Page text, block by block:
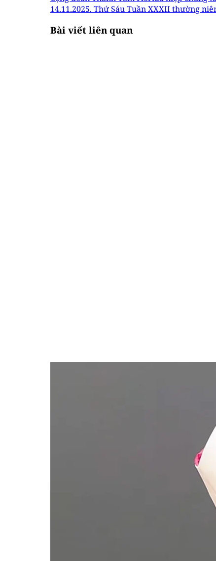
14.11.2025. Thứ Sáu Tuần XXXII thường
Bài viết liên quan